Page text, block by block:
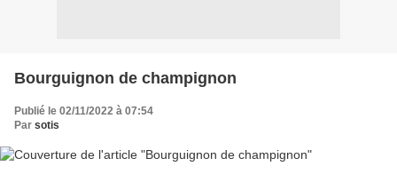
Bourguignon de champignon
Publié le 02/11/2022 à 07:54
Par sotis